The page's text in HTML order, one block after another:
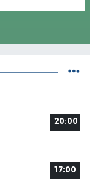
20:00
17:00